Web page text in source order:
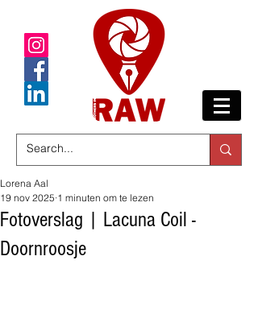
Fotoverslag | Lacuna Coil -
Doornroosje
Lorena Aal
19 nov 2025 1 minuten om te lezen